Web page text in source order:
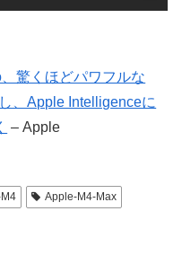
驚くほどパワフルな
、Apple Intelligenceに
– Apple
Apple-M4-Max